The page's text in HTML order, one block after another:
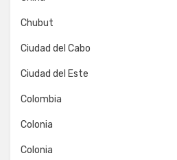
Chubut
Ciudad del Cabo
Ciudad del Este
Colombia
Colonia
Colonia